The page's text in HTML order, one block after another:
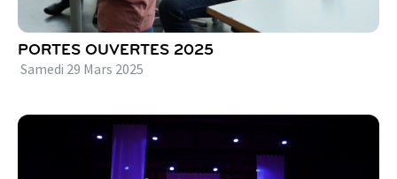
PORTES OUVERTES 2025
Samedi 29 Mars 2025